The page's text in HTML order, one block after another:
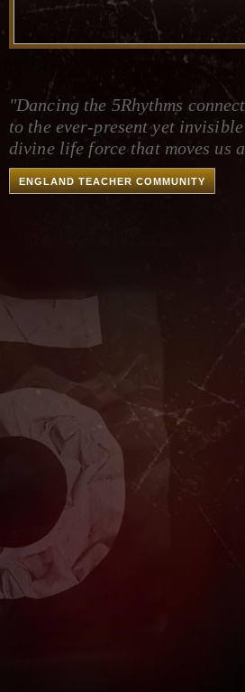
"Dancing the 5Rhythms
to the ever-present yet invisible
divine life force that moves us
ENGLAND TEACHER COMMUNITY